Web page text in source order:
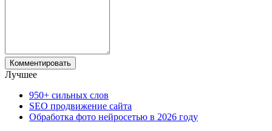
Лучшее
950+ сильных слов
SEO продвижение сайта
Обработка фото нейросетью в 2026 году